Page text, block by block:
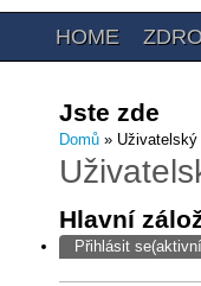
HOME
Jste zde
Domů » Uživatelský
Hlavní
Přihlásit se